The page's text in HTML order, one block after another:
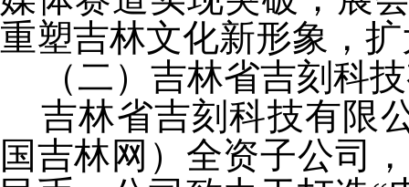
重塑吉林文化新形象，
（二）吉林省吉刻科
吉林省吉刻科技有限
国吉林网）全资子公司